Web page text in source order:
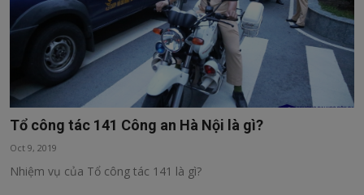
Công nghệ
Thư Viện
Tổ công tác 141 Công an Hà Nội là gì?
Oct 9, 2019
Nhiệm vụ của Tổ công tác 141 là gì?